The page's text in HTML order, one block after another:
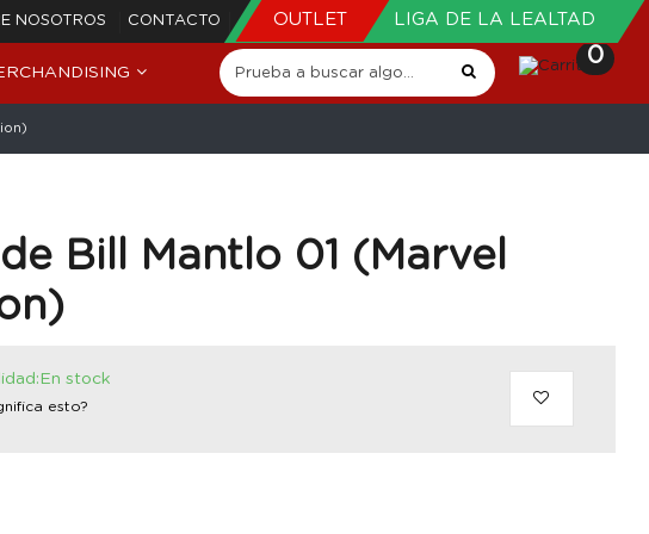
NOSOTROS CONTACTO OUTLET LIGA DE LA LEALTAD
0
Bill Mantlo 01 (Marvel
stock
esto?